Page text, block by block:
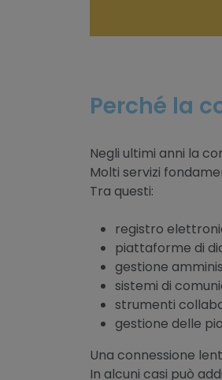
Perché la
Negli ultimi anni la
Molti servizi
Tra questi:
registro
piattaforme di
gestione
sistemi di
strumenti
gestione delle
Una connessione
In alcuni casi può